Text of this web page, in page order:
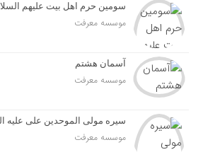
سومین حرم اهل بیت علیهم
موسسه معرفت
آسمان هشتم
موسسه معرفت
سیره مولی الموحدین علی علیه
موسسه معرفت